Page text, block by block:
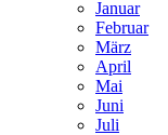
Januar
Februar
März
April
Mai
Juni
Juli